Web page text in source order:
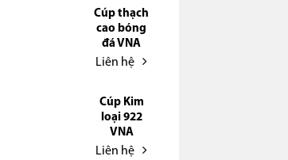
Cúp thạch
cao bóng
đá VNA
Liên hệ
Cúp Kim
loại 922
VNA
Liên hệ